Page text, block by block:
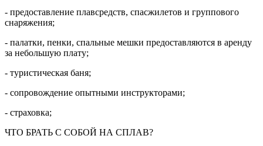
- предоставление плавсредств, спасжилетов и группового
снаряжения;
- палатки, пенки, спальные мешки предоставляются в аренду
за небольшую плату;
- туристическая баня;
- сопровождение опытными инструкторами;
- страховка;
ЧТО БРАТЬ С СОБОЙ НА СПЛАВ?